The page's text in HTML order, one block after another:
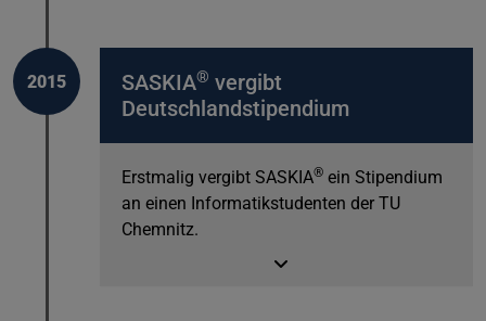
SASKIA® vergibt
Deutschlandstipendium
Erstmalig vergibt SASKIA® ein Stipendium
an einen Informatikstudenten der TU
Chemnitz.
2015